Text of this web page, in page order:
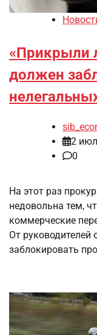
«Прикрыли
должен
2
0
На этот раз
недовольна тем,
коммерческие
От руководителей
заблокировать